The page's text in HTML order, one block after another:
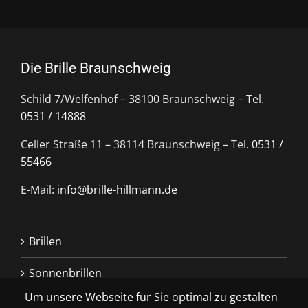
Die Brille Braunschweig
Schild 7/Welfenhof – 38100 Braunschweig – Tel.
0531 / 14888
Celler Straße 11 – 38114 Braunschweig – Tel. 0531 /
55466
E-Mail: info@brille-hillmann.de
Brillen
Sonnenbrillen
Kontaktlinsen
Um unsere Webseite für Sie optimal zu gestalten